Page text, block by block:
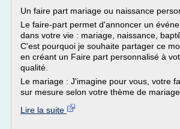
Un faire part mariage ou naissance
Le faire-part permet d'annoncer un
dans votre vie : mariage, naissance,
C'est pourquoi je souhaite partager ce
en créant un Faire part personnalisé à
qualité.
Le mariage : J'imagine pour vous, votre
sur mesure selon votre thème de
Lire la suite